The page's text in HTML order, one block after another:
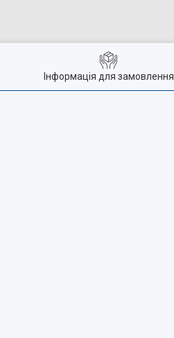
Інформація для замовлення